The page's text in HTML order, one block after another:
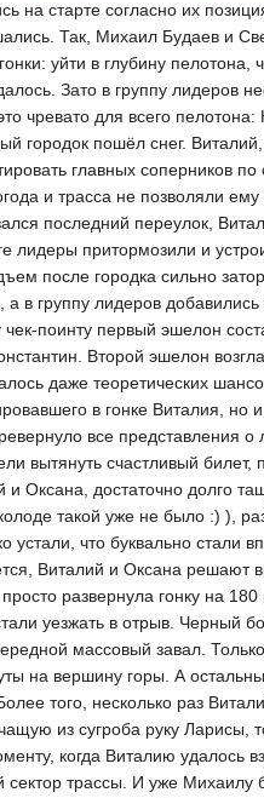
на старте согласно их
Так, Михаил Будаев и
уйти в глубину
Зато в группу лидеров
чревато для всего
городок пошёл снег.
главных соперников
и трасса не позволяли
последний переулок,
лидеры притормозили и
после городка сильно
а в группу лидеров
чек-поинту первый эшелон
Второй эшелон
даже теоретических
в гонке Виталия,
все представления о
вытянуть счастливый
и Оксана, достаточно долго
такой уже не было :) ),
устали, что буквально стали
Виталий и Оксана решают
развернула гонку на
уезжать в отрыв. Черный
массовый завал.
на вершину горы. А
того, несколько раз
из сугроба руку Ларисы,
когда Виталию удалось
сектор трассы. И уже